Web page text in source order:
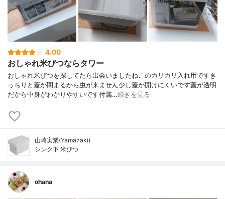
4.00
おしゃれ米びつならタワー
おしゃれ米びつを探してたら出会いましたねこのカリカリ入れ用ですき
っちりと蓋が閉まるから虫が来ません少し蓋が開けにくいです蓋が透明
だから中身がわかりやすいです付属…続きを見る
山崎実業(Yamazaki)
シンク下 米びつ
ohana